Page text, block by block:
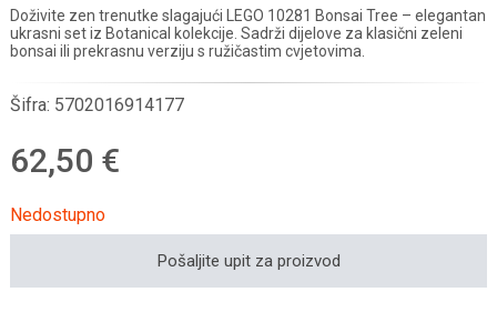
Doživite zen trenutke slagajući LEGO 10281 Bonsai Tree – elegantan
ukrasni set iz Botanical kolekcije. Sadrži dijelove za klasični zeleni
bonsai ili prekrasnu verziju s ružičastim cvjetovima.
Šifra: 5702016914177
62,50 €
Nedostupno
Pošaljite upit za proizvod